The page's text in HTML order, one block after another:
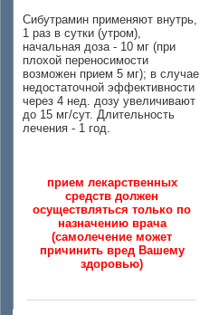
Сибутрамин применяют внутрь,
1 раз в сутки (утром),
начальная доза - 10 мг (при
плохой переносимости
возможен прием 5 мг); в случае
недостаточной эффективности
через 4 нед. дозу увеличивают
до 15 мг/сут. Длительность
лечения - 1 год.
прием лекарственных
средств должен
осуществляться только по
назначению врача
(самолечение может
причинить вред Вашему
здоровью)